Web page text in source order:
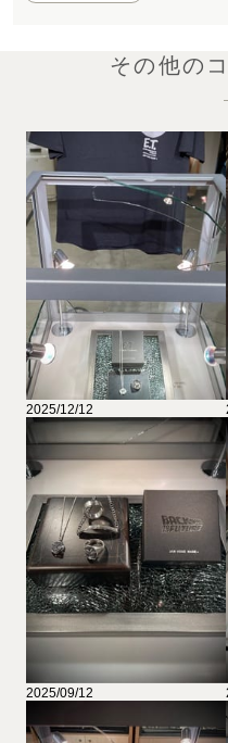
その他の
2025/12/12
2025/09/12